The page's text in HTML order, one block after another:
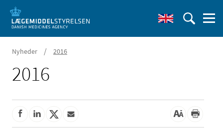
Nyheder / 2016
2016